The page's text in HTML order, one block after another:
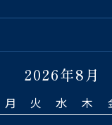
2026年8月
月 火 水 木